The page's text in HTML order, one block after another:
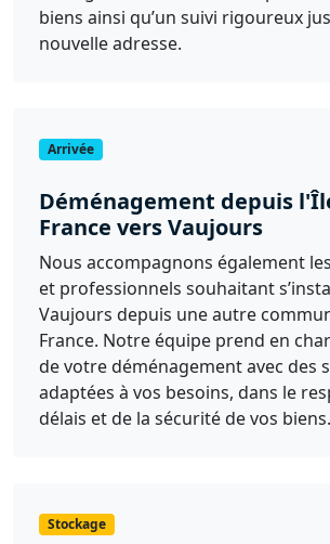
biens ainsi qu’un suivi rigoureux
nouvelle adresse.
Arrivée
Déménagement depuis
France vers Vaujours
Nous accompagnons également
et professionnels souhaitant
Vaujours depuis une autre
France. Notre équipe prend en
de votre déménagement avec des
adaptées à vos besoins, dans le
délais et de la sécurité de vos biens.
Stockage